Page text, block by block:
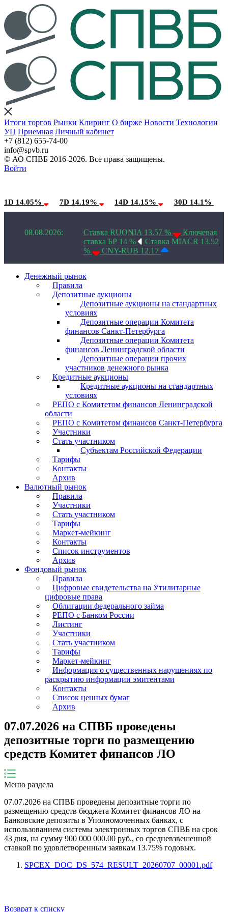
Итоги торгов Рынки Клиринг О бирже Новости Технологии
УЦ Приемная Личный кабинет
+7 (812) 655-74-00
info@spvb.ru
© АО СПВБ 2016-2026. Все права защищены.
Войти
1D 14.05% 7D 14.19% 14D 14.15% 30D 14.1%
08.08.2026: Ставка RUONIA 13.57 %
Ключевая
ставка БР 14 %
Ставка MIACR 13.52
%
CNY-RUB 12.17
Денежный рынок
Правила
Депозитные аукционы
Депозитные аукционы на стандартных
условиях
Депозитные операции Комитета
финансов Санкт-Петербурга
Депозитные операции Комитета
финансов Ленинградской области
Депозитные операции прочих
участников денежного рынка
Кредитные аукционы
Кредитные аукционы на стандартных
условиях
РЕПО с Комитетом финансов Ленинградской
области
РЕПО с Комитетом финансов Санкт-Петербурга
Участники
Стать участником
Субъектам Российской Федерации
Тарифы
Контакты
Архив
Валютный рынок
Правила
Участники
Стать участником
Тарифы
Маркет-мейкинг
Контакты
Список инструментов
Архив
Фондовый рынок
Правила
Цифровые свидетельства на Утилитарные
цифровые права
Облигации федерального займа
РЕПО с Банком России
Листинг
Участники
Стать участником
Тарифы
Маркет-мейкинг
Информация о существенных нарушениях по
раскрытию информации эмитентами
Контакты
Список ценных бумаг
Архив
07.07.2026 на СПВБ проведены
депозитные торги по размещению
средств Комитет финансов ЛО
Меню раздела
07.07.2026 на СПВБ проведены депозитные торги по
размещению средств бюджета Комитет финансов ЛО на
Банковские депозиты в Уполномоченных банках, с
использованием системы электронных торгов СПВБ на срок
43 дня, на сумму 900 000 000.00 руб., со средневзвешенной
ставкой по удовлетворенным заявкам 13.75% годовых.
SPCEX_DOC_DS_574_RESULT_20260707_00001.pdf
Возврат к списку